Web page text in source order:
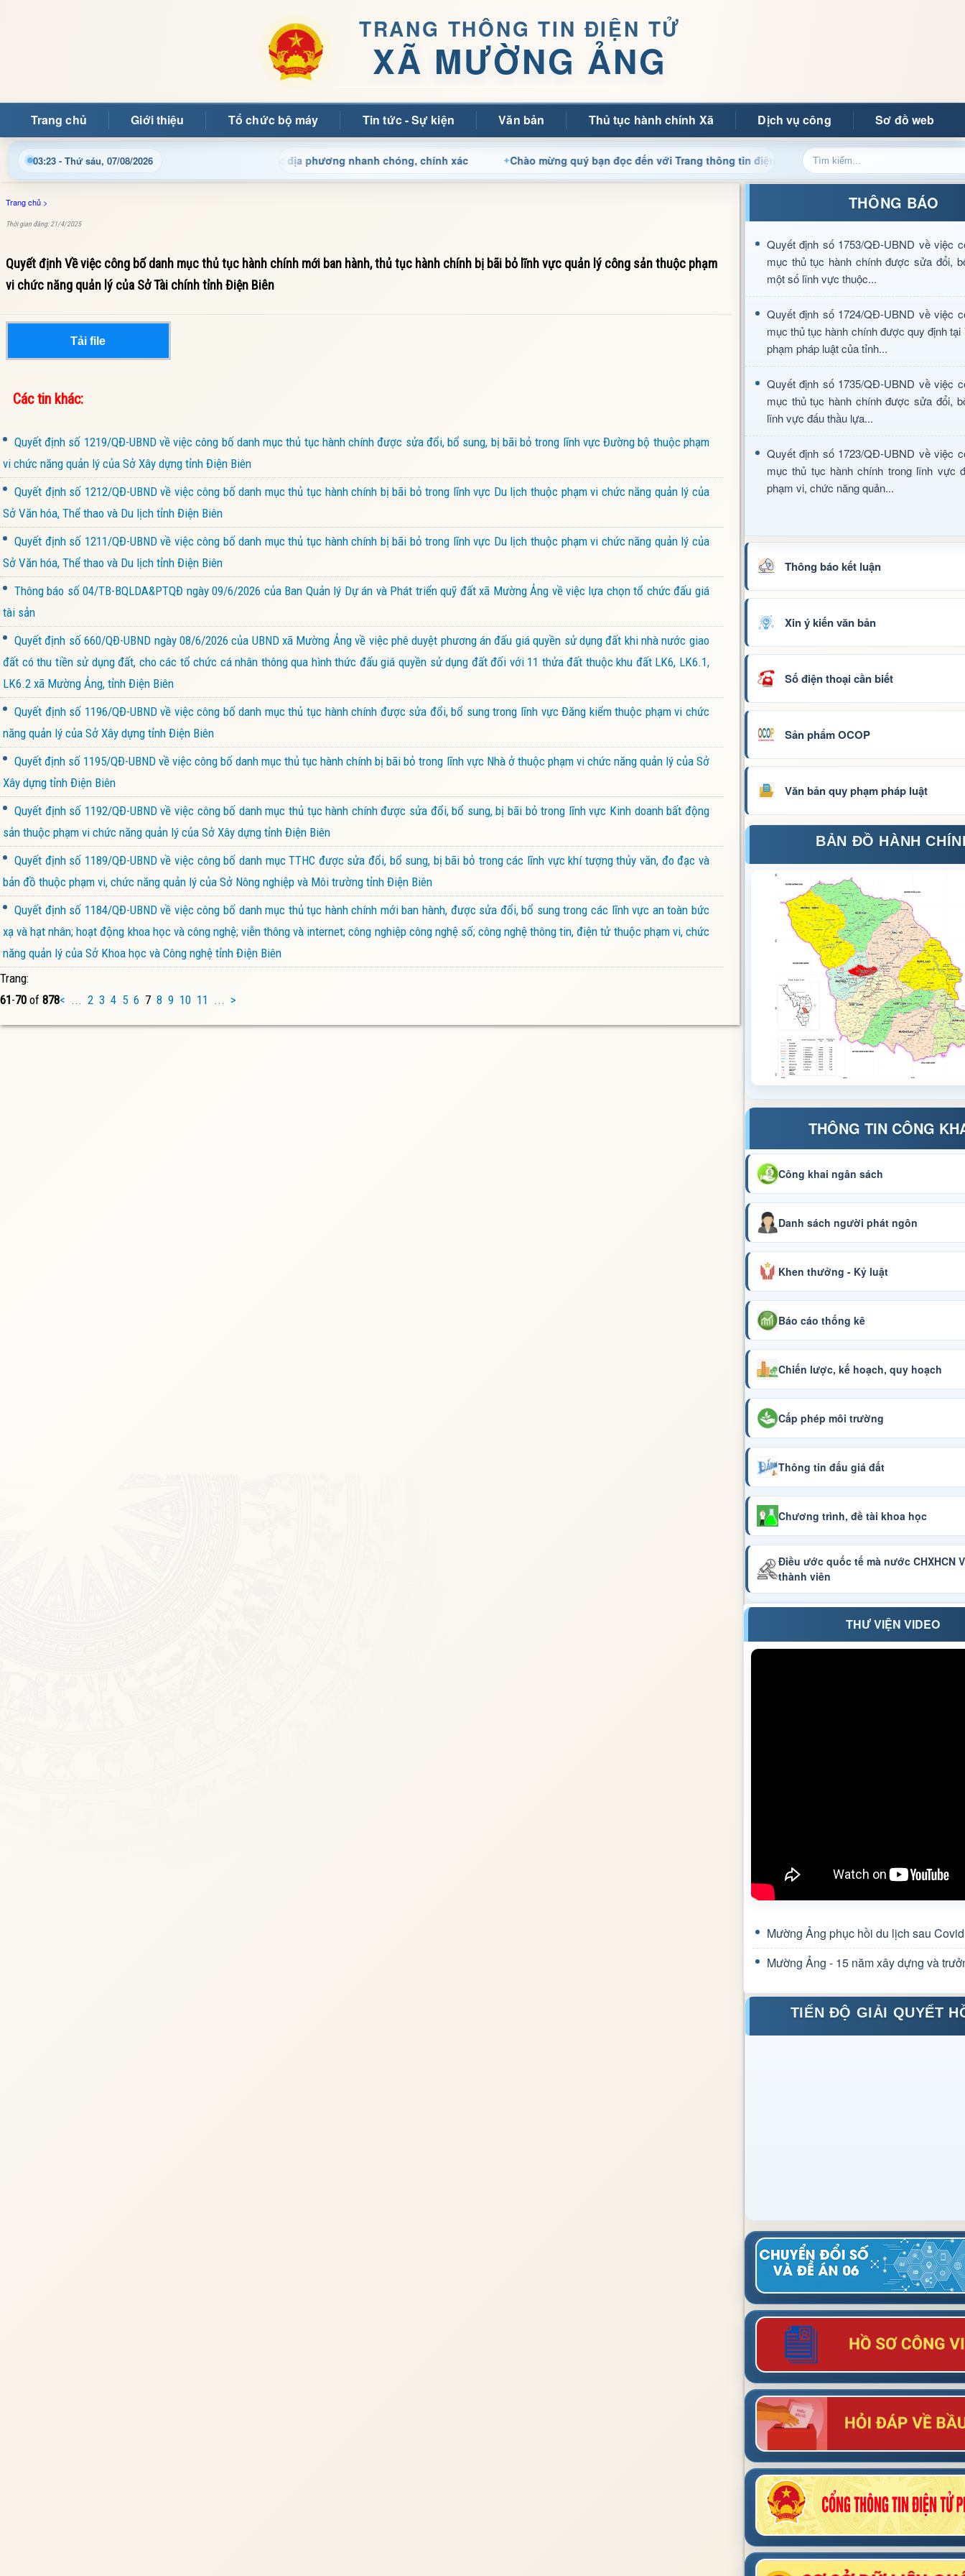
TRANG THÔNG TIN ĐIỆN TỬ
XÃ MƯỜNG ẢNG
Trang chủ Giới thiệu Tổ chức bộ máy Tin tức - Sự kiện Văn bản Thủ tục hành chính Xã Dịch vụ công Sơ đồ web
03:23 - Thứ sáu, 07/08/2026
tin điều hành, thủ tục hành chính và tin tức địa phương nhanh chóng, chính xác Chào mừng quý bạn đọc đến với Trang thông tin điện tử xã Mường Ảng Cập nhật thông tin
Trang chủ >
Thời gian đăng: 21/4/2025
Quyết định Về việc công bố danh mục thủ tục hành chính mới ban hành, thủ tục hành chính bị bãi bỏ lĩnh vực quản lý công sản thuộc phạm
vi chức năng quản lý của Sở Tài chính tỉnh Điện Biên
Tải file
Các tin khác:
Quyết định số 1219/QĐ-UBND về việc công bố danh mục thủ tục hành chính được sửa đổi, bổ sung, bị bãi bỏ trong lĩnh vực Đường bộ thuộc phạm
vi chức năng quản lý của Sở Xây dựng tỉnh Điện Biên
Quyết định số 1212/QĐ-UBND về việc công bố danh mục thủ tục hành chính bị bãi bỏ trong lĩnh vực Du lịch thuộc phạm vi chức năng quản lý của
Sở Văn hóa, Thể thao và Du lịch tỉnh Điện Biên
Quyết định số 1211/QĐ-UBND về việc công bố danh mục thủ tục hành chính bị bãi bỏ trong lĩnh vực Du lịch thuộc phạm vi chức năng quản lý của
Sở Văn hóa, Thể thao và Du lịch tỉnh Điện Biên
Thông báo số 04/TB-BQLDA&PTQĐ ngày 09/6/2026 của Ban Quản lý Dự án và Phát triển quỹ đất xã Mường Ảng về việc lựa chọn tổ chức đấu giá
tài sản
Quyết định số 660/QĐ-UBND ngày 08/6/2026 của UBND xã Mường Ảng về việc phê duyệt phương án đấu giá quyền sử dụng đất khi nhà nước giao
đất có thu tiền sử dụng đất, cho các tổ chức cá nhân thông qua hình thức đấu giá quyền sử dụng đất đối với 11 thửa đất thuộc khu đất LK6, LK6.1,
LK6.2 xã Mường Ảng, tỉnh Điện Biên
Quyết định số 1196/QĐ-UBND về việc công bố danh mục thủ tục hành chính được sửa đổi, bổ sung trong lĩnh vực Đăng kiểm thuộc phạm vi chức
năng quản lý của Sở Xây dựng tỉnh Điện Biên
Quyết định số 1195/QĐ-UBND về việc công bố danh mục thủ tục hành chính bị bãi bỏ trong lĩnh vực Nhà ở thuộc phạm vi chức năng quản lý của Sở
Xây dựng tỉnh Điện Biên
Quyết định số 1192/QĐ-UBND về việc công bố danh mục thủ tục hành chính được sửa đổi, bổ sung, bị bãi bỏ trong lĩnh vực Kinh doanh bất động
sản thuộc phạm vi chức năng quản lý của Sở Xây dựng tỉnh Điện Biên
Quyết định số 1189/QĐ-UBND về việc công bố danh mục TTHC được sửa đổi, bổ sung, bị bãi bỏ trong các lĩnh vực khí tượng thủy văn, đo đạc và
bản đồ thuộc phạm vi, chức năng quản lý của Sở Nông nghiệp và Môi trường tỉnh Điện Biên
Quyết định số 1184/QĐ-UBND về việc công bố danh mục thủ tục hành chính mới ban hành, được sửa đổi, bổ sung trong các lĩnh vực an toàn bức
xạ và hạt nhân; hoạt động khoa học và công nghệ; viễn thông và internet; công nghiệp công nghệ số; công nghệ thông tin, điện tử thuộc phạm vi, chức
năng quản lý của Sở Khoa học và Công nghệ tỉnh Điện Biên
Trang:
61-70 of 878< ... 2 3 4 5 6 7 8 9 10 11 ... >
THÔNG BÁO
Quyết định số 1753/QĐ-UBND về việc
mục thủ tục hành chính được sửa đổi,
một số lĩnh vực thuộc...
Quyết định số 1724/QĐ-UBND về việc
mục thủ tục hành chính được quy định tại
phạm pháp luật của tỉnh...
Quyết định số 1735/QĐ-UBND về việc
mục thủ tục hành chính được sửa đổi,
lĩnh vực đấu thầu lựa...
Quyết định số 1723/QĐ-UBND về việc
mục thủ tục hành chính trong lĩnh vực
phạm vi, chức năng quản...
Thông báo kết luận
Xin ý kiến văn bản
Số điện thoại cần biết
Sản phẩm OCOP
Văn bản quy phạm pháp luật
BẢN ĐỒ HÀNH
THÔNG TIN CÔNG
Công khai ngân sách
Danh sách người phát ngôn
Khen thưởng - Kỷ luật
Báo cáo thống kê
Chiến lược, kế hoạch, quy hoạch
Cấp phép môi trường
Thông tin đấu giá đất
Chương trình, đề tài khoa học
Điều ước quốc tế mà nước CHXHCN
thành viên
THƯ VIỆN VIDEO
Mường Ảng phục hồi du lịch sau
Mường Ảng - 15 năm xây dựng và
TIẾN ĐỘ GIẢI QUYẾT